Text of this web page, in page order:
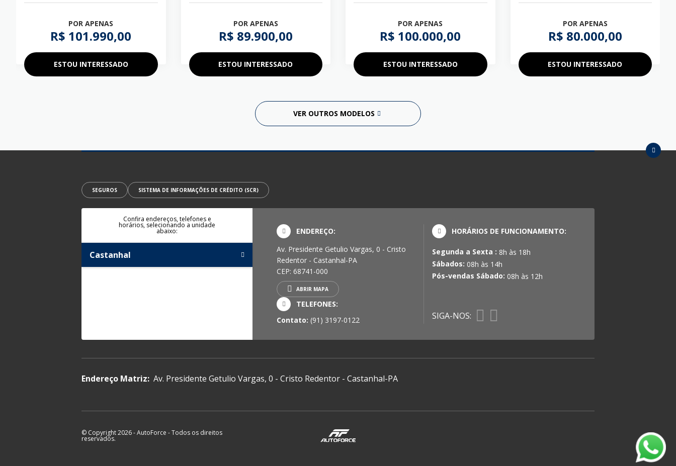
POR APENAS
R$ 101.990,00
ESTOU INTERESSADO
POR APENAS
R$ 89.900,00
ESTOU INTERESSADO
POR APENAS
R$ 100.000,00
ESTOU INTERESSADO
POR APENAS
R$ 80.000,00
ESTOU INTERESSADO
VER OUTROS MODELOS
SEGUROS SISTEMA DE INFORMAÇÕES DE CRÉDITO (SCR)
Confira endereços, telefones e
horários, selecionando a unidade
abaixo:
Castanhal
ENDEREÇO:
Av. Presidente Getulio Vargas, 0 - Cristo
Redentor - Castanhal-PA
CEP: 68741-000
ABRIR MAPA
TELEFONES:
Contato: (91) 3197-0122
HORÁRIOS DE FUNCIONAMENTO:
Segunda a Sexta : 8h às 18h
Sábados: 08h às 14h
Pós-vendas Sábado: 08h às 12h
SIGA-NOS:
Endereço Matriz: Av. Presidente Getulio Vargas, 0 - Cristo Redentor - Castanhal-PA
© Copyright 2026-AutoForce - Todos os direitos
reservados.